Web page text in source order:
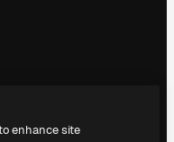
enhance site